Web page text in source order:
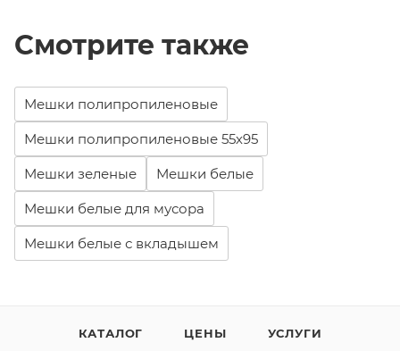
Смотрите также
Мешки полипропиленовые
Мешки полипропиленовые 55х95
Мешки зеленые Мешки белые
Мешки белые для мусора
Мешки белые с вкладышем
КАТАЛОГ ЦЕНЫ УСЛУГИ